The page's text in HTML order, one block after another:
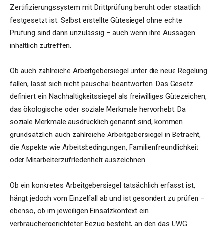
Zertifizierungssystem mit Drittprüfung beruht oder staatlich
festgesetzt ist. Selbst erstellte Gütesiegel ohne echte
Prüfung sind dann unzulässig – auch wenn ihre Aussagen
inhaltlich zutreffen.
Ob auch zahlreiche Arbeitgebersiegel unter die neue Regelung
fallen, lässt sich nicht pauschal beantworten. Das Gesetz
definiert ein Nachhaltigkeitssiegel als freiwilliges Gütezeichen,
das ökologische oder soziale Merkmale hervorhebt. Da
soziale Merkmale ausdrücklich genannt sind, kommen
grundsätzlich auch zahlreiche Arbeitgebersiegel in Betracht,
die Aspekte wie Arbeitsbedingungen, Familienfreundlichkeit
oder Mitarbeiterzufriedenheit auszeichnen.
Ob ein konkretes Arbeitgebersiegel tatsächlich erfasst ist,
hängt jedoch vom Einzelfall ab und ist gesondert zu prüfen –
ebenso, ob im jeweiligen Einsatzkontext ein
verbrauchergerichteter Bezug besteht, an den das UWG